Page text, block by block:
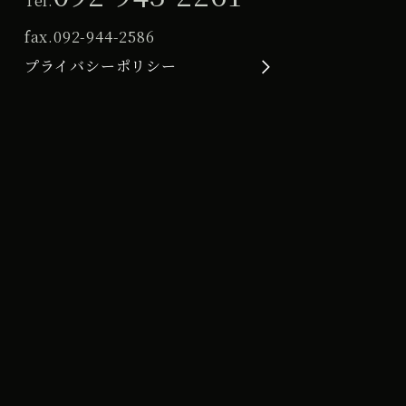
fax.092-944-2586
プライバシーポリシー